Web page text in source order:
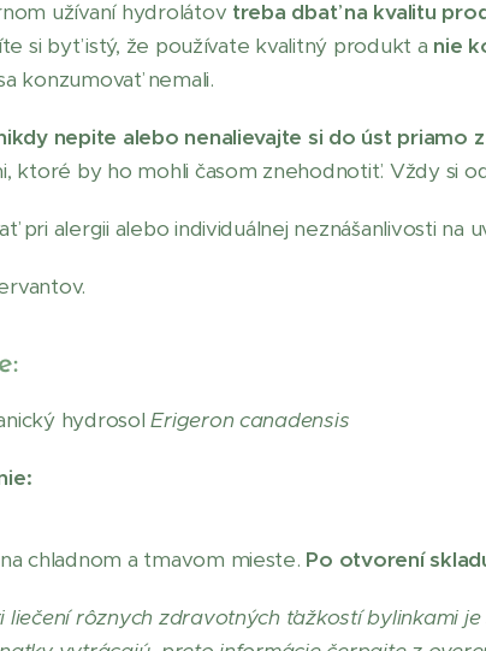
užívaní hydrolátov treba dbať na kvalitu
si byť istý, že používate kvalitný produkt a nie
konzumovať nemali.
nepite alebo nenalievajte si do úst priamo
ktoré by ho mohli časom znehodnotiť. Vždy si
pri alergii alebo individuálnej neznášanlivosti na
hydrosolErigeron canadensis
chladnom a tmavom mieste. Po otvorení
liečení rôznych zdravotných ťažkostí bylinkami